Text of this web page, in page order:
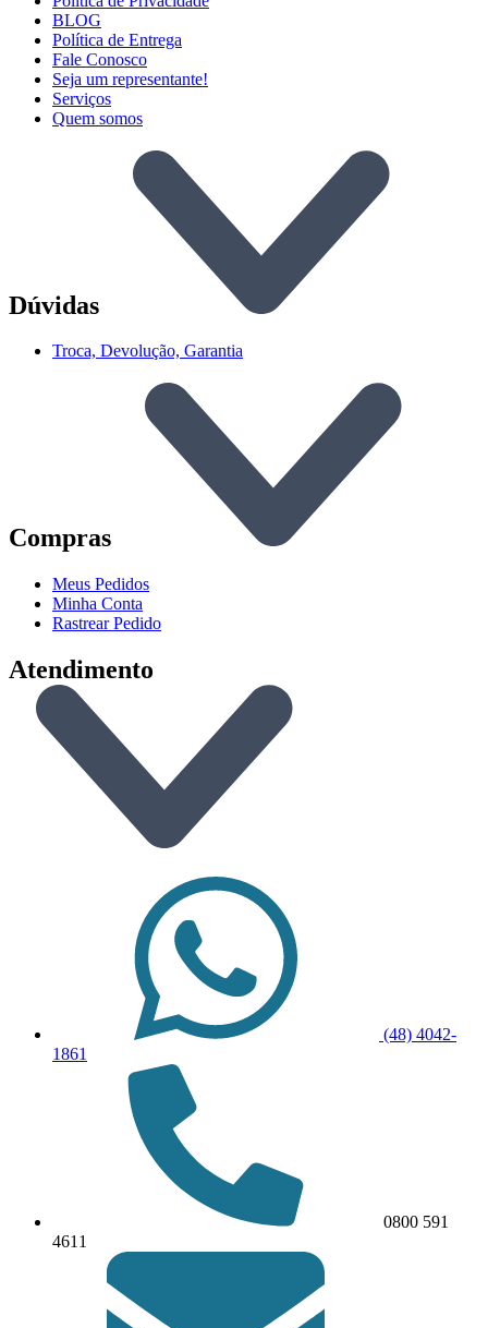
BLOG
Política de Entrega
Fale Conosco
Seja um representante!
Serviços
Quem somos
Dúvidas
Troca, Devolução, Garantia
Compras
Meus Pedidos
Minha Conta
Rastrear Pedido
Atendimento
(48) 4042-
1861
0800 591
4611